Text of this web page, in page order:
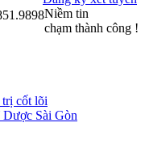
Niềm tin
chạm thành công !
cốt lõi
Dược Sài Gòn